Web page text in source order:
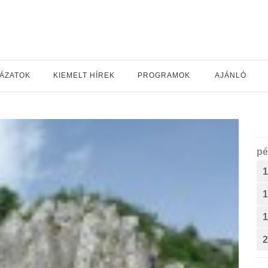
KIEMELT HÍREK PROGRAMOK AJÁNLÓ